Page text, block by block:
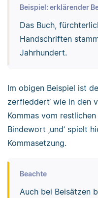
Beispiel: erklärender
Das Buch,
Handschriften
Jahrhundert.
Im obigen Beispiel ist
zerfleddert‘ wie in den
Kommas vom
Bindewort ‚und‘ spielt
Kommasetzung.
Beachte
Auch bei Beisätzen